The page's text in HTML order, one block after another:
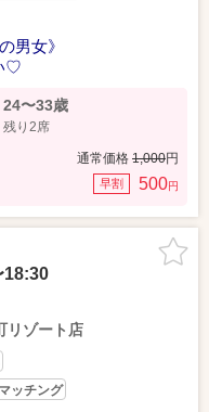
男女》
♡
24〜33歳
残り2席
通常価格 1,000円
早割 500円
18:30
リゾート店
ッチング